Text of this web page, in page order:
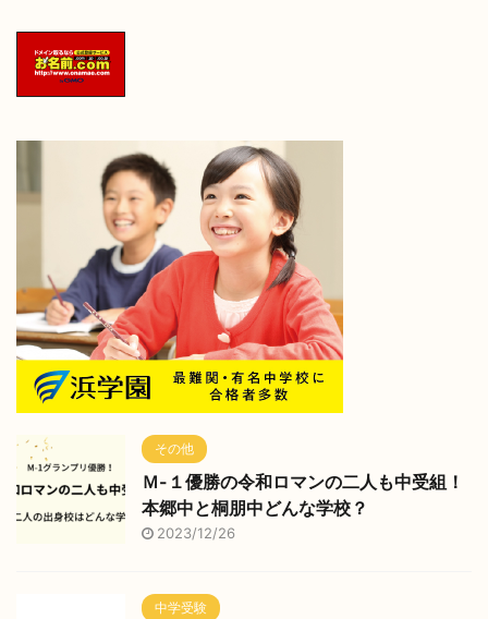
その他
Ｍ-１優勝の令和ロマンの二人も中受組！
本郷中と桐朋中どんな学校？
2023/12/26
中学受験